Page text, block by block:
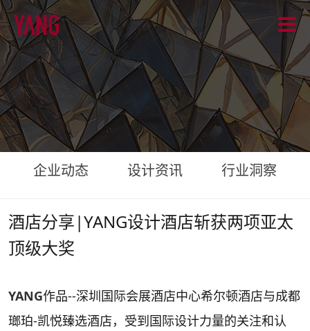
企业动态 设计资讯 行业洞察
酒店分享|YANG设计酒店斩获两项亚太
顶级大奖
YANG作品--深圳国际会展酒店中心希尔顿酒店与成都
瑯珀-凯悦臻选酒店，受到国际设计力量的关注和认